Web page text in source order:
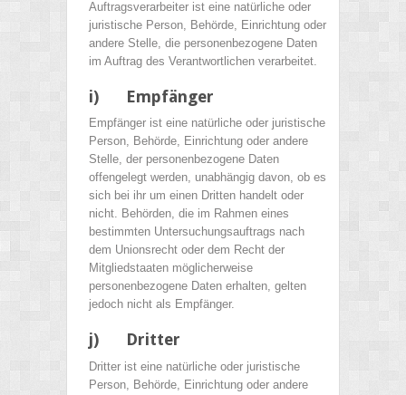
Auftragsverarbeiter ist eine natürliche oder
juristische Person, Behörde, Einrichtung oder
andere Stelle, die personenbezogene Daten
im Auftrag des Verantwortlichen verarbeitet.
i) Empfänger
Empfänger ist eine natürliche oder juristische
Person, Behörde, Einrichtung oder andere
Stelle, der personenbezogene Daten
offengelegt werden, unabhängig davon, ob es
sich bei ihr um einen Dritten handelt oder
nicht. Behörden, die im Rahmen eines
bestimmten Untersuchungsauftrags nach
dem Unionsrecht oder dem Recht der
Mitgliedstaaten möglicherweise
personenbezogene Daten erhalten, gelten
jedoch nicht als Empfänger.
j) Dritter
Dritter ist eine natürliche oder juristische
Person, Behörde, Einrichtung oder andere